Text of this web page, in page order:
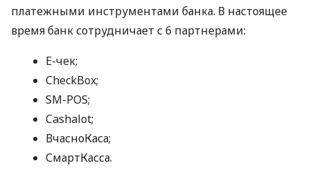
платежными инструментами банка. В настоящее
время банк сотрудничает с 6 партнерами:
E-чек;
CheckBox;
SM-POS;
Cashalot;
ВчасноКаса;
СмартКасса.